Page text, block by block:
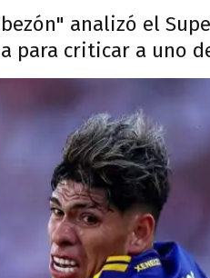
analizó el
para criticar a uno